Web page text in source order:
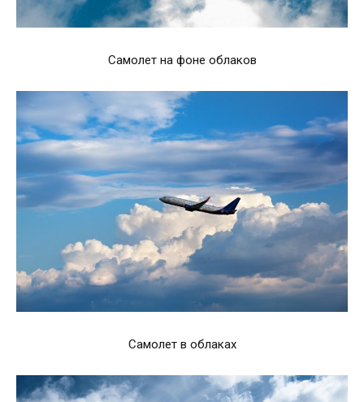
Самолет на фоне облаков
Самолет в облаках